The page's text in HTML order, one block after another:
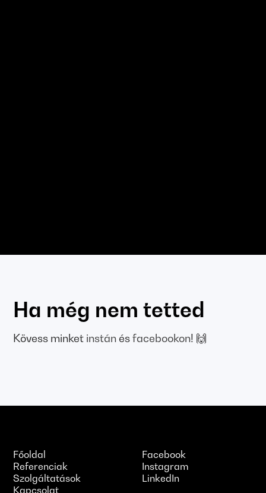
Ha még nem tetted
Kövess minket instán ésfacebookon! 🙌
Főoldal
Referenciak
Szolgáltatások
Kapcsolat
Facebook
Instagram
LinkedIn